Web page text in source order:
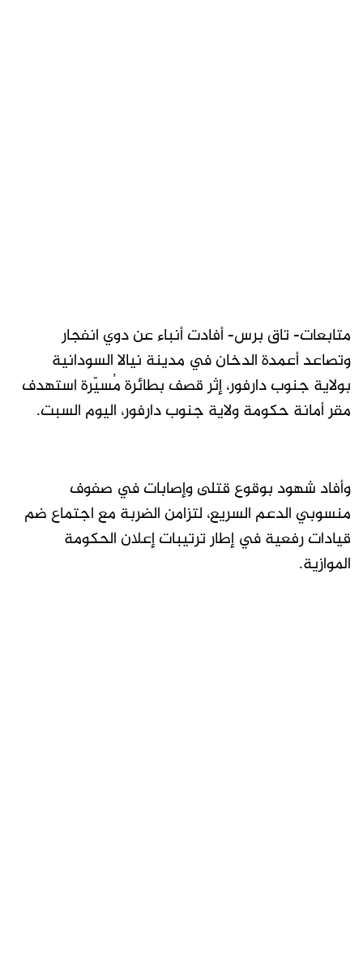
متابعات- تاق برس- أفادت أنباء عن دوي انفجار
وتصاعد أعمدة الدخان في مدينة نيالا السودانية
بولاية جنوب دارفور، إثر قصف بطائرة مُسيّرة استهدف
مقر أمانة حكومة ولاية جنوب دارفور، اليوم السبت.
وأفاد شهود بوقوع قتلى وإصابات في صفوف
منسوبي الدعم السريع، لتزامن الضربة مع اجتماع ضم
قيادات رفعية في إطار ترتيبات إعلان الحكومة
الموازية.